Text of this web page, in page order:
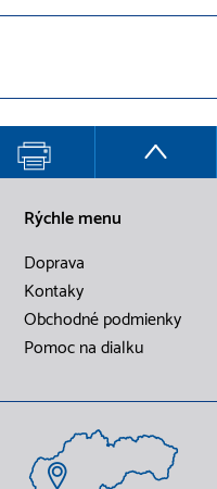
Rýchle menu
Doprava
Kontaky
Obchodné podmienky
Pomoc na dialku